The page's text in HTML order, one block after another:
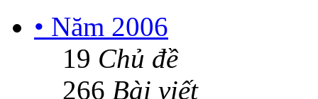
• Năm 2006
19 Chủ đề
266 Bài viết